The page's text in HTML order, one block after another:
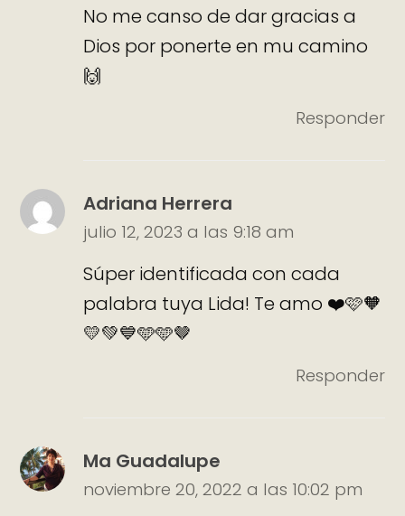
No me canso de dar gracias a
Dios por ponerte en mu camino
🙌
Responder
Adriana Herrera
julio 12, 2023 a las 9:18 am
Súper identificada con cada
palabra tuya Lida! Te amo ❤️🩷🧡
💛💚💙🩵🩵🤎
Responder
Ma Guadalupe
noviembre 20, 2022 a las 10:02 pm